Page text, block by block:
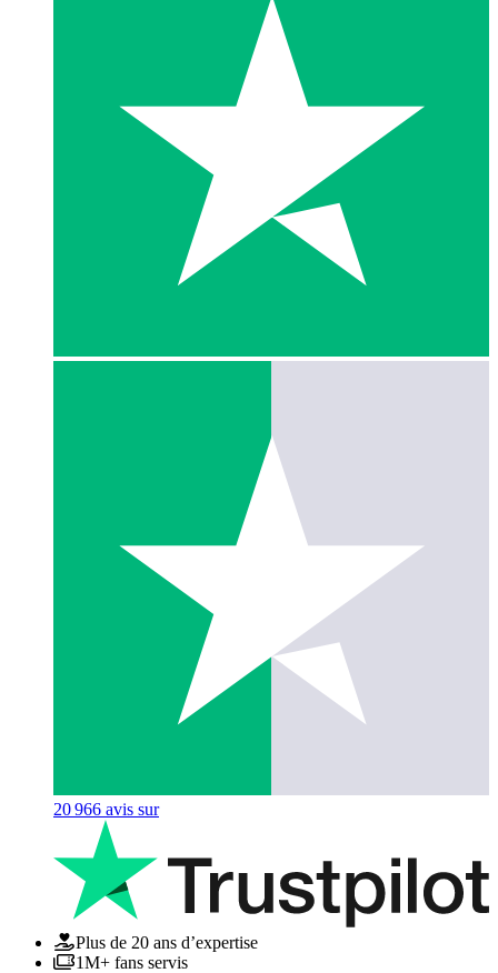
20 966 avis sur
Plus de 20 ans d’expertise
1M+ fans servis